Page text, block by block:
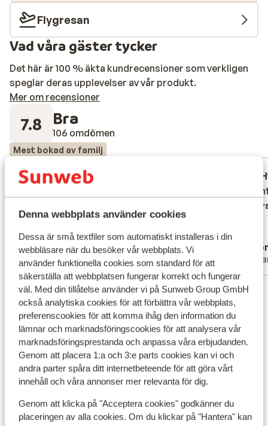
Denna webbplats använder cookies
Dessa är små textfiler som automatiskt installeras i din
webbläsare när du besöker vår webbplats. Vi
använder funktionella cookies som standard för att
säkerställa att webbplatsen fungerar korrekt och fungerar
väl. Med din tillåtelse använder vi på Sunweb Group GmbH
också analytiska cookies för att förbättra vår webbplats,
preferenscookies för att komma ihåg den information du
lämnar och marknadsföringscookies för att analysera vår
marknadsföringsprestanda och anpassa våra erbjudanden.
Genom att placera 1:a och 3:e parts cookies kan vi och
andra parter spåra ditt internetbeteende för att göra vårt
innehåll och våra annonser mer relevanta för dig.
Genom att klicka på "Acceptera cookies" godkänner du
placeringen av alla cookies. Om du klickar på "Hantera" kan
Flygresan
Vad våra gäster tycker
Det här är 100 % äkta kundrecensioner som verkligen
speglar deras upplevelser av vår produkt.
Mer om recensioner
7.8 Bra
106 omdömen
Mest bokad av familj
9.3 Fantastisk
vriendelijk personeel
vriendelijk personeel
Översätt till svenska
Ellie
Familj
Visa alla 106 omdömen
Läge
Visa på karta